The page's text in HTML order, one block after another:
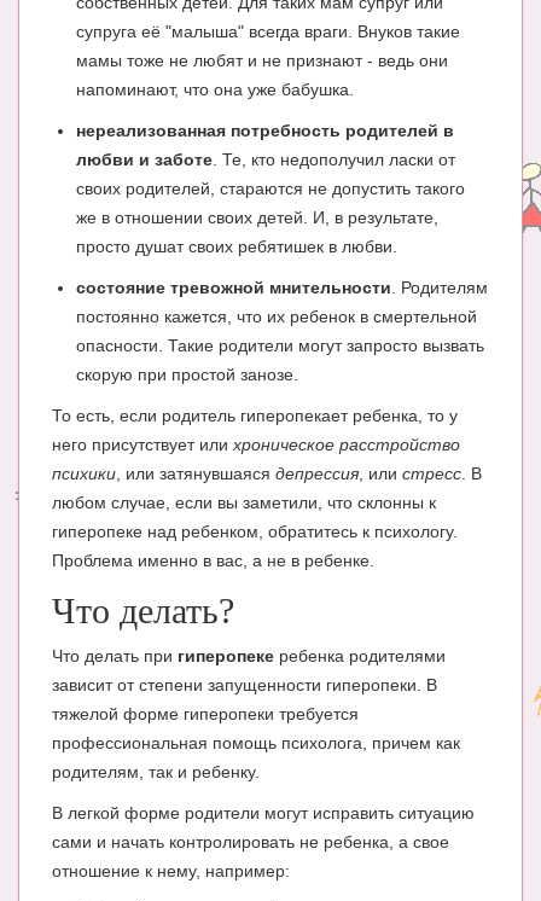
супруга её "малыша" всегда враги. Внуков такие
мамы тоже не любят и не признают - ведь они
напоминают, что она уже бабушка.
нереализованная потребность родителей в
любви и заботе . Те, кто недополучил ласки от
своих родителей, стараются не допустить такого
же в отношении своих детей. И, в результате,
просто душат своих ребятишек в любви.
состояние тревожной мнительности . Родителям
постоянно кажется, что их ребенок в смертельной
опасности. Такие родители могут запросто вызвать
скорую при простой занозе.
То есть, если родитель гиперопекает ребенка, то у
него присутствует или хроническое расстройство
психики , или затянувшаяся депрессия , или стресс . В
любом случае, если вы заметили, что склонны к
гиперопеке над ребенком, обратитесь к психологу.
Проблема именно в вас, а не в ребенке.
Что делать?
Что делать при гиперопеке ребенка родителями
зависит от степени запущенности гиперопеки. В
тяжелой форме гиперопеки требуется
профессиональная помощь психолога, причем как
родителям, так и ребенку.
В легкой форме родители могут исправить ситуацию
сами и начать контролировать не ребенка, а свое
отношение к нему, например: